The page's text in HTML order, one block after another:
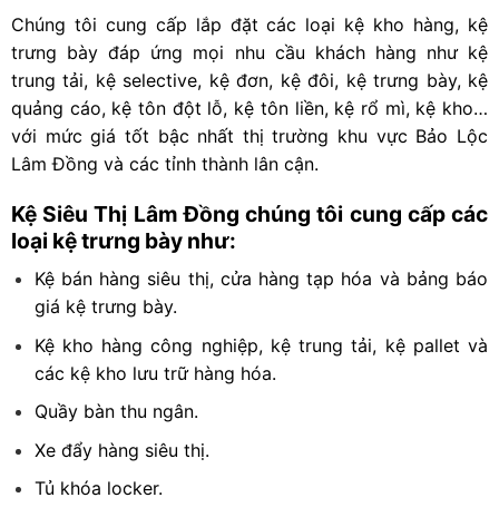
Chúng tôi cung cấp lắp đặt các loại kệ kho hàng, kệ
trưng bày đáp ứng mọi nhu cầu khách hàng như kệ
trung tải, kệ selective, kệ đơn, kệ đôi, kệ trưng bày, kệ
quảng cáo, kệ tôn đột lỗ, kệ tôn liền, kệ rổ mì, kệ kho…
với mức giá tốt bậc nhất thị trường khu vực Bảo Lộc
Lâm Đồng và các tỉnh thành lân cận.
Kệ Siêu Thị Lâm Đồng chúng tôi cung cấp các
loại kệ trưng bày như:
Kệ bán hàng siêu thị, cửa hàng tạp hóa và bảng báo
giá kệ trưng bày.
Kệ kho hàng công nghiệp, kệ trung tải, kệ pallet và
các kệ kho lưu trữ hàng hóa.
Quầy bàn thu ngân.
Xe đẩy hàng siêu thị.
Tủ khóa locker.